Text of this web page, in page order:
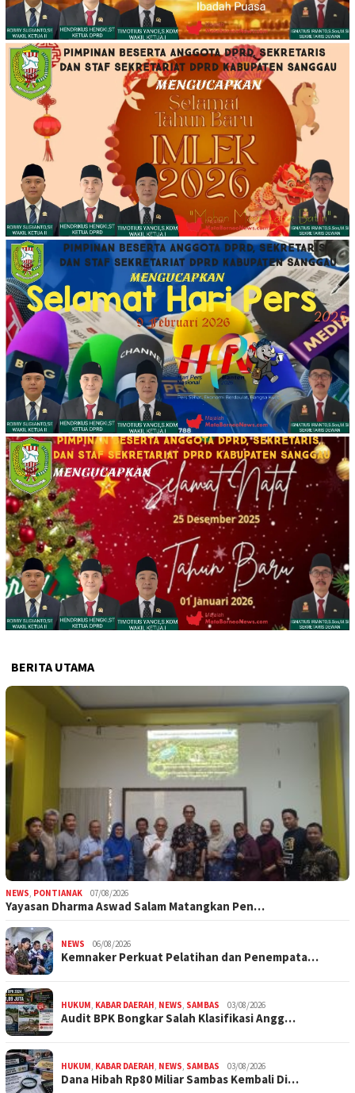
BERITA UTAMA
NEWS, PONTIANAK 07/08/2026
Yayasan Dharma Aswad Salam Matangkan Pen…
NEWS 06/08/2026
Kemnaker Perkuat Pelatihan dan Penempata…
HUKUM, KABAR DAERAH, NEWS, SAMBAS 03/08/2026
Audit BPK Bongkar Salah Klasifikasi Angg…
HUKUM, KABAR DAERAH, NEWS, SAMBAS 03/08/2026
Dana Hibah Rp80 Miliar Sambas Kembali Di…